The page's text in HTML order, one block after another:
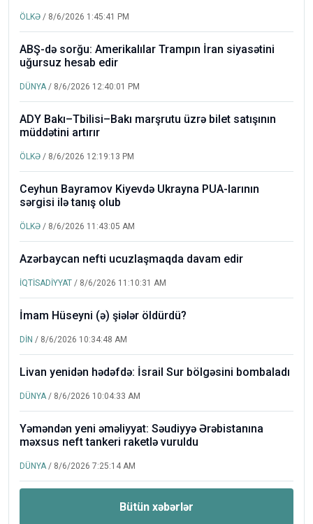
ÖLKƏ / 8/6/2026 1:45:41 PM
ABŞ-də sorğu: Amerikalılar Trampın İran siyasətini
uğursuz hesab edir
DÜNYA / 8/6/2026 12:40:01 PM
ADY Bakı–Tbilisi–Bakı marşrutu üzrə bilet satışının
müddətini artırır
ÖLKƏ / 8/6/2026 12:19:13 PM
Ceyhun Bayramov Kiyevdə Ukrayna PUA-larının
sərgisi ilə tanış olub
ÖLKƏ / 8/6/2026 11:43:05 AM
Azərbaycan nefti ucuzlaşmaqda davam edir
İQTİSADİYYAT / 8/6/2026 11:10:31 AM
İmam Hüseyni (ə) şiələr öldürdü?
DİN / 8/6/2026 10:34:48 AM
Livan yenidən hədəfdə: İsrail Sur bölgəsini bombaladı
DÜNYA / 8/6/2026 10:04:33 AM
Yəməndən yeni əməliyyat: Səudiyyə Ərəbistanına
məxsus neft tankeri raketlə vuruldu
DÜNYA / 8/6/2026 7:25:14 AM
Bütün xəbərlər